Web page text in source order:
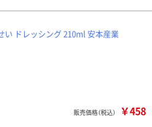
い ドレッシング 210ml 安本産業
販売価格（税込） ￥458